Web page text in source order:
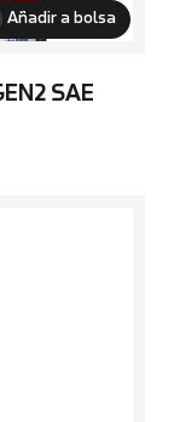
Añadir a bolsa
SAE